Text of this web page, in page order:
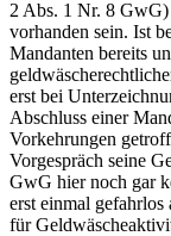
2 Abs. 1 Nr. 8
vorhanden sein. Ist
Mandanten bereits
erst bei
Abschluss einer
Vorkehrungen
Vorgespräch seine
GwG hier noch gar
erst einmal
für